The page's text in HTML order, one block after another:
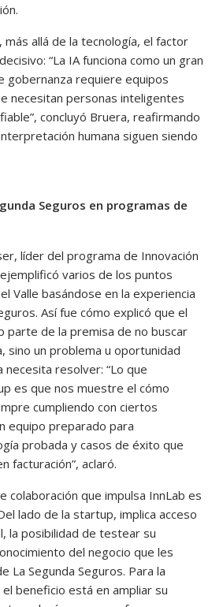
más allá de la tecnología, el factor
“La IA funciona como un gran
gobernanza requiere equipos
necesitan personas inteligentes
concluyó Bruera, reafirmando
humana siguen siendo
Seguros en programas de
líder del programa de Innovación
varios de los puntos
Valle basándose en la experiencia
Así fue cómo explicó que el
parte de la premisa de no buscar
sino un problema u oportunidad
necesita resolver: “Lo que
es que nos muestre el cómo
cumpliendo con ciertos
equipo preparado para
probada y casos de éxito que
facturación”, aclaró.
colaboración que impulsa InnLab es
lado de la startup, implica acceso
la posibilidad de testear su
del negocio que les
La Segunda Seguros. Para la
beneficio está en ampliar su